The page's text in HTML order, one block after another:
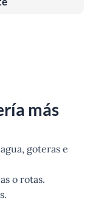
más
goteras e
o rotas.